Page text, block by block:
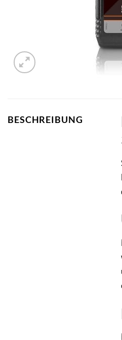
BESCHREIBUNG